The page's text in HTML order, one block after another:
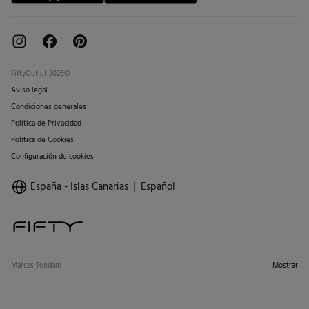
FiftyOutlet 2026©
Aviso legal
Condiciones generales
Política de Privacidad
Política de Cookies
Configuración de cookies
España - Islas Canarias Español
Marcas Tendam Mostrar